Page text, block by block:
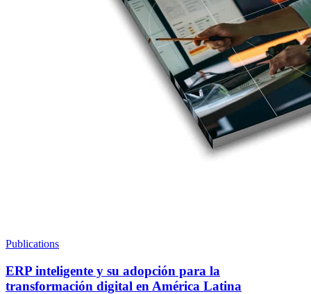
Publications
ERP inteligente y su adopción para la
transformación digital en América Latina